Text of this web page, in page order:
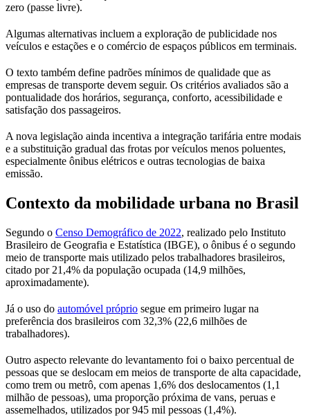
zero (passe livre).
Algumas alternativas incluem a exploração de publicidade nos
veículos e estações e o comércio de espaços públicos em terminais.
O texto também define padrões mínimos de qualidade que as
empresas de transporte devem seguir. Os critérios avaliados são a
pontualidade dos horários, segurança, conforto, acessibilidade e
satisfação dos passageiros.
A nova legislação ainda incentiva a integração tarifária entre modais
e a substituição gradual das frotas por veículos menos poluentes,
especialmente ônibus elétricos e outras tecnologias de baixa
emissão.
Contexto da mobilidade urbana no Brasil
Segundo o Censo Demográfico de 2022, realizado pelo Instituto
Brasileiro de Geografia e Estatística (IBGE), o ônibus é o segundo
meio de transporte mais utilizado pelos trabalhadores brasileiros,
citado por 21,4% da população ocupada (14,9 milhões,
aproximadamente).
Já o uso do automóvel próprio segue em primeiro lugar na
preferência dos brasileiros com 32,3% (22,6 milhões de
trabalhadores).
Outro aspecto relevante do levantamento foi o baixo percentual de
pessoas que se deslocam em meios de transporte de alta capacidade,
como trem ou metrô, com apenas 1,6% dos deslocamentos (1,1
milhão de pessoas), uma proporção próxima de vans, peruas e
assemelhados, utilizados por 945 mil pessoas (1,4%).